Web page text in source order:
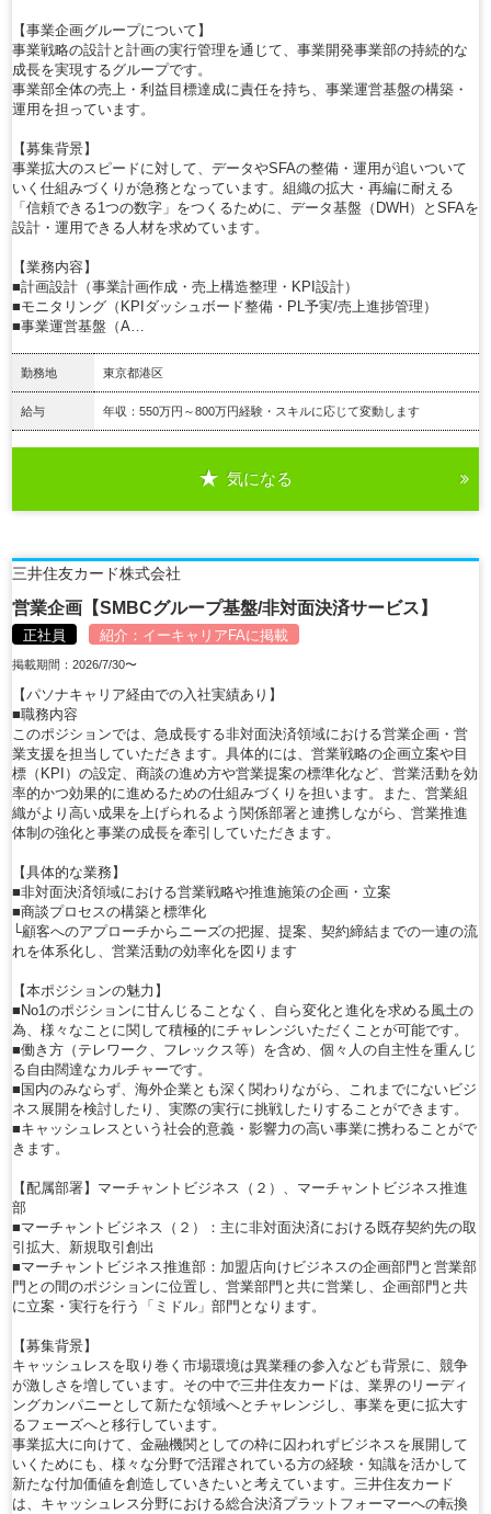
【事業企画グループについて】
事業戦略の設計と計画の実行管理を通じて、事業開発事業部の持続的な
成長を実現するグループです。
事業部全体の売上・利益目標達成に責任を持ち、事業運営基盤の構築・
運用を担っています。
【募集背景】
事業拡大のスピードに対して、データやSFAの整備・運用が追いついて
いく仕組みづくりが急務となっています。組織の拡大・再編に耐える
「信頼できる1つの数字」をつくるために、データ基盤（DWH）とSFAを
設計・運用できる人材を求めています。
【業務内容】
■計画設計（事業計画作成・売上構造整理・KPI設計）
■モニタリング（KPIダッシュボード整備・PL予実/売上進捗管理）
■事業運営基盤（A…
勤務地 東京都港区
給与 年収：550万円～800万円経験・スキルに応じて変動します
気になる
三井住友カード株式会社
営業企画【SMBCグループ基盤/非対面決済サービス】
正社員 紹介： イーキャリアFAに掲載
掲載期間：2026/7/30〜
【パソナキャリア経由での入社実績あり】
■職務内容
このポジションでは、急成長する非対面決済領域における営業企画・営
業支援を担当していただきます。具体的には、営業戦略の企画立案や目
標（KPI）の設定、商談の進め方や営業提案の標準化など、営業活動を効
率的かつ効果的に進めるための仕組みづくりを担います。また、営業組
織がより高い成果を上げられるよう関係部署と連携しながら、営業推進
体制の強化と事業の成長を牽引していただきます。
【具体的な業務】
■非対面決済領域における営業戦略や推進施策の企画・立案
■商談プロセスの構築と標準化
└顧客へのアプローチからニーズの把握、提案、契約締結までの一連の流
れを体系化し、営業活動の効率化を図ります
【本ポジションの魅力】
■No1のポジションに甘んじることなく、自ら変化と進化を求める風土の
為、様々なことに関して積極的にチャレンジいただくことが可能です。
■働き方（テレワーク、フレックス等）を含め、個々人の自主性を重んじ
る自由闊達なカルチャーです。
■国内のみならず、海外企業とも深く関わりながら、これまでにないビジ
ネス展開を検討したり、実際の実行に挑戦したりすることができます。
■キャッシュレスという社会的意義・影響力の高い事業に携わることがで
きます。
【配属部署】マーチャントビジネス（２）、マーチャントビジネス推進
部
■マーチャントビジネス（２）：主に非対面決済における既存契約先の取
引拡大、新規取引創出
■マーチャントビジネス推進部：加盟店向けビジネスの企画部門と営業部
門との間のポジションに位置し、営業部門と共に営業し、企画部門と共
に立案・実行を行う「ミドル」部門となります。
【募集背景】
キャッシュレスを取り巻く市場環境は異業種の参入なども背景に、競争
が激しさを増しています。その中で三井住友カードは、業界のリーディ
ングカンパニーとして新たな領域へとチャレンジし、事業を更に拡大す
るフェーズへと移行しています。
事業拡大に向けて、金融機関としての枠に囚われずビジネスを展開して
いくためにも、様々な分野で活躍されている方の経験・知識を活かして
新たな付加価値を創造していきたいと考えています。三井住友カード
は、キャッシュレス分野における総合決済プラットフォーマーへの転換